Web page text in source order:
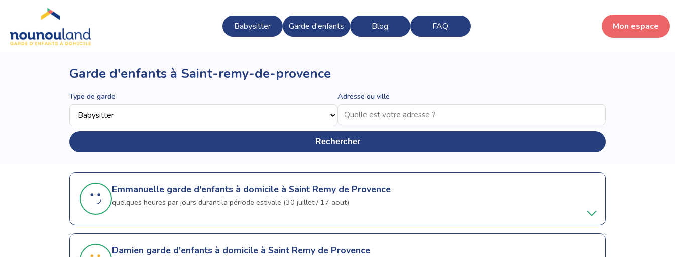
Babysitter Garde d'enfants Blog FAQ Mon espace
Garde d'enfants à Saint-remy-de-provence
Type de garde Adresse ou ville
Rechercher
Emmanuelle garde d'enfants à domicile à Saint Remy de Provence
quelques heures par jours durant la période estivale (30 juillet / 17 aout)
Damien garde d'enfants à domicile à Saint Remy de Provence